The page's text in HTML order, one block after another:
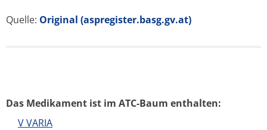
Quelle: Original (aspregister.basg.gv.at)
Das Medikament ist im ATC-Baum enthalten:
V VARIA